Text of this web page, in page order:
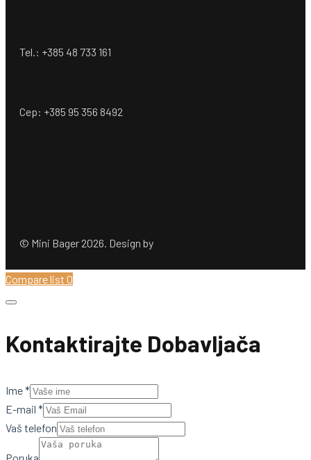
Tel.: +385 48 733 161
Cep: +385 95 356 8492
© Mini Bager 2026. Design by
Compare list 0
Kontaktirajte Dobavljača
Ime*
E-mail *
Vaš telefon